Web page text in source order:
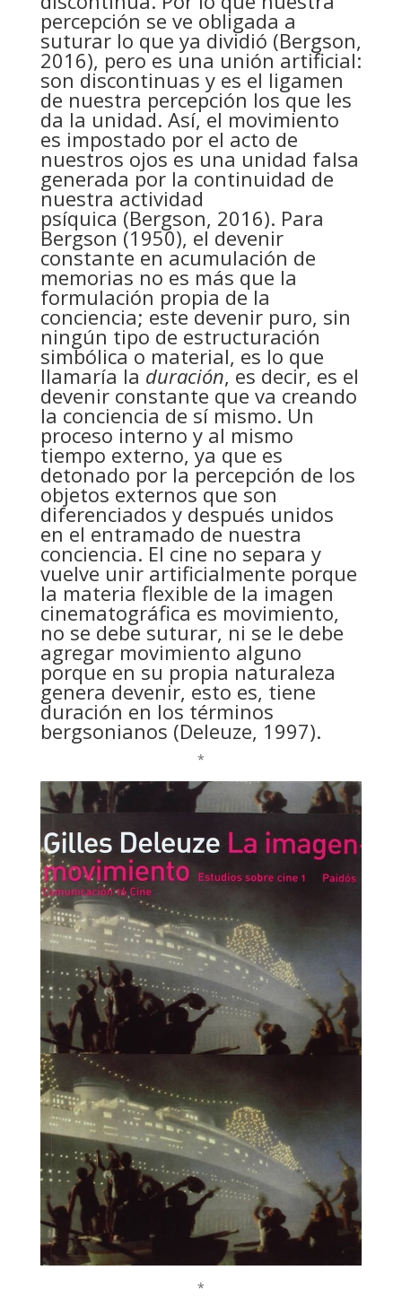
percepción se ve obligada a
suturar lo que ya dividió (Bergson,
2016), pero es una unión artificial:
son discontinuas y es el ligamen
de nuestra percepción los que les
da la unidad. Así, el movimiento
es impostado por el acto de
nuestros ojos es una unidad falsa
generada por la continuidad de
nuestra actividad
psíquica (Bergson, 2016). Para
Bergson (1950), el devenir
constante en acumulación de
memorias no es más que la
formulación propia de la
conciencia; este devenir puro, sin
ningún tipo de estructuración
simbólica o material, es lo que
llamaría la duración, es decir, es el
devenir constante que va creando
la conciencia de sí mismo. Un
proceso interno y al mismo
tiempo externo, ya que es
detonado por la percepción de los
objetos externos que son
diferenciados y después unidos
en el entramado de nuestra
conciencia. El cine no separa y
vuelve unir artificialmente porque
la materia flexible de la imagen
cinematográfica es movimiento,
no se debe suturar, ni se le debe
agregar movimiento alguno
porque en su propia naturaleza
genera devenir, esto es, tiene
duración en los términos
bergsonianos (Deleuze, 1997).
*
*